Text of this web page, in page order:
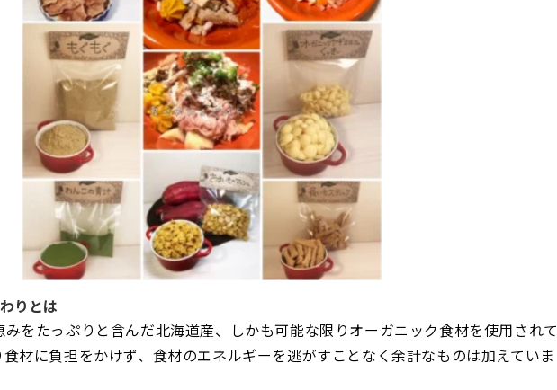
りとは
をたっぷりと含んだ北海道産、しかも可能な限りオーガニック食材を使用されて
材に負担をかけず、食材のエネルギーを逃がすことなく余計なものは加えていま